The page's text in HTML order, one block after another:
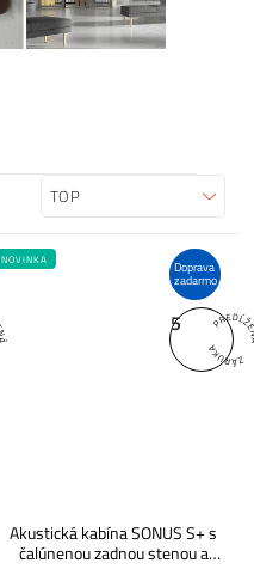
Zoradiť
Doprava
zadarmo
5
NOVINKA
Akustická kabína SONUS S+ s
čalúnenou zadnou stenou a